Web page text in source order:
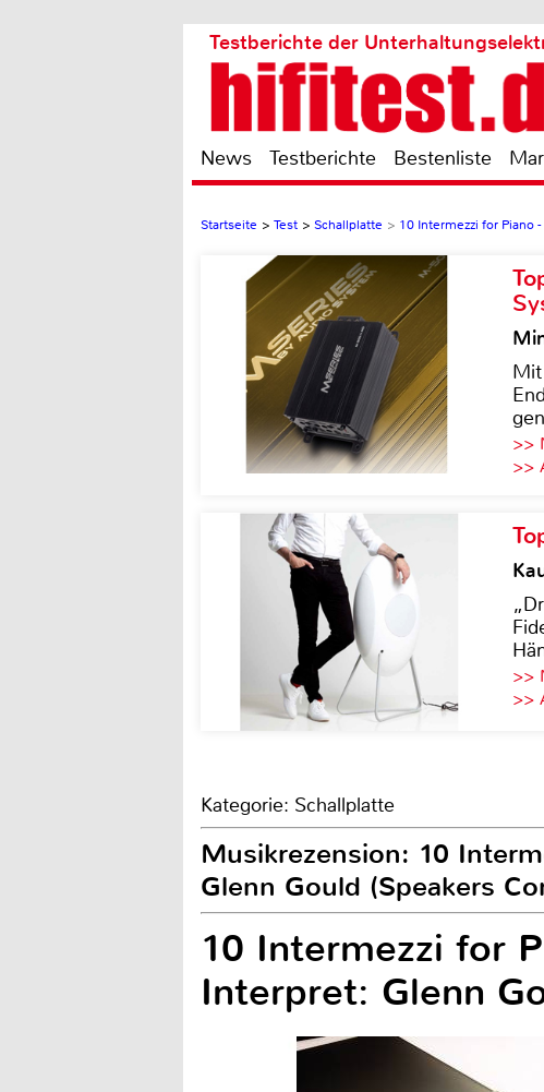
Testberichte der
News Testberichte Bestenliste
Startseite > Test > Schallplatte > 10 Intermezzi for Piano
>>
>>
>>
>>
Kategorie: Schallplatte
Musikrezension: 10
Glenn Gould (Speakers
10 Intermezzi for
Interpret: Glenn